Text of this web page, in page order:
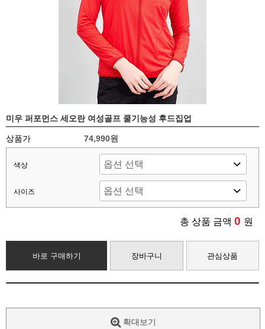
미우 퍼포먼스 세오란 여성골프 쿨기능성 후드집업
상품가 74,990원
색상
사이즈
총 상품 금액 0 원
바로 구매하기 장바구니 관심상품
확대보기